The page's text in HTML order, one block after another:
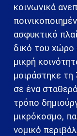
κοινωνικά
ασφυκτικό
δικό του χώρο
μικρή
μοιράστηκε
σε ένα
τρόπο
μικρόκοσμο,
νομικό